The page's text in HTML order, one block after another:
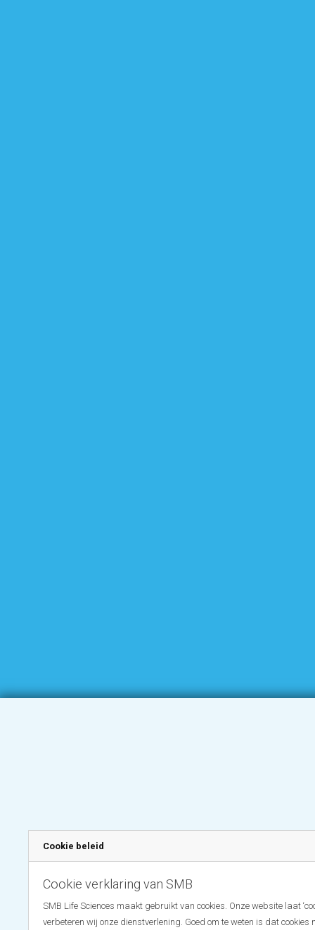
Cookie beleid
Cookie verklaring van SMB
SMB Life Sciences maakt gebruikt van cookies. Onze website laat
verbeteren wij onze dienstverlening. Goed om te weten is dat